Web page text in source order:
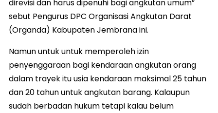
direvisi dan harus dipenuhi bagi angkutan umum”
sebut Pengurus DPC Organisasi Angkutan Darat
(Organda) Kabupaten Jembrana ini.
Namun untuk untuk memperoleh izin
penyenggaraan bagi kendaraan angkutan orang
dalam trayek itu usia kendaraan maksimal 25 tahun
dan 20 tahun untuk angkutan barang. Kalaupun
sudah berbadan hukum tetapi kalau belum